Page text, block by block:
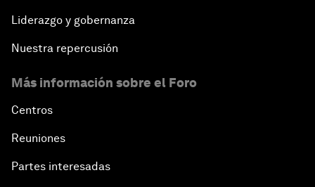
Liderazgo y gobernanza
Nuestra repercusión
Más información sobre el Foro
Centros
Reuniones
Partes interesadas